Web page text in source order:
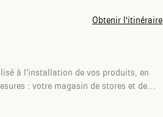
Obtenir l'itinéraire
à l’installation de vos produits, en
: votre magasin de stores et de
à Nice s’occupe de tout pour vous.